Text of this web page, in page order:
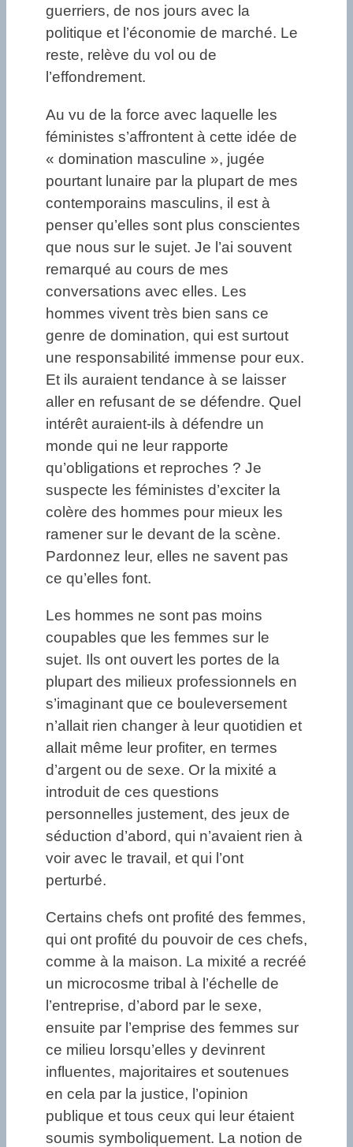
guerriers, de nos jours avec la
politique et l’économie de marché. Le
reste, relève du vol ou de
l’effondrement.
Au vu de la force avec laquelle les
féministes s’affrontent à cette idée de
« domination masculine », jugée
pourtant lunaire par la plupart de mes
contemporains masculins, il est à
penser qu’elles sont plus conscientes
que nous sur le sujet. Je l’ai souvent
remarqué au cours de mes
conversations avec elles. Les
hommes vivent très bien sans ce
genre de domination, qui est surtout
une responsabilité immense pour eux.
Et ils auraient tendance à se laisser
aller en refusant de se défendre. Quel
intérêt auraient-ils à défendre un
monde qui ne leur rapporte
qu’obligations et reproches ? Je
suspecte les féministes d’exciter la
colère des hommes pour mieux les
ramener sur le devant de la scène.
Pardonnez leur, elles ne savent pas
ce qu’elles font.
Les hommes ne sont pas moins
coupables que les femmes sur le
sujet. Ils ont ouvert les portes de la
plupart des milieux professionnels en
s’imaginant que ce bouleversement
n’allait rien changer à leur quotidien et
allait même leur profiter, en termes
d’argent ou de sexe. Or la mixité a
introduit de ces questions
personnelles justement, des jeux de
séduction d’abord, qui n’avaient rien à
voir avec le travail, et qui l’ont
perturbé.
Certains chefs ont profité des femmes,
qui ont profité du pouvoir de ces chefs,
comme à la maison. La mixité a recréé
un microcosme tribal à l’échelle de
l’entreprise, d’abord par le sexe,
ensuite par l’emprise des femmes sur
ce milieu lorsqu’elles y devinrent
influentes, majoritaires et soutenues
en cela par la justice, l’opinion
publique et tous ceux qui leur étaient
soumis symboliquement. La notion de